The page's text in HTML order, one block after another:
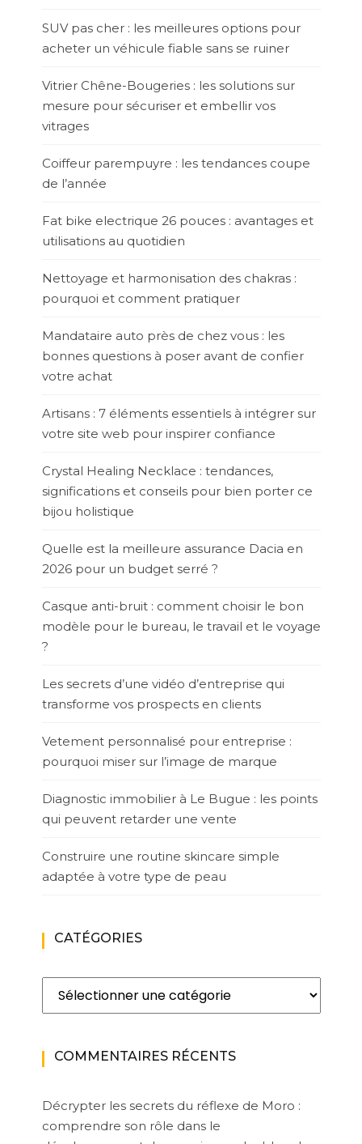
SUV pas cher : les meilleures options pour
acheter un véhicule fiable sans se ruiner
Vitrier Chêne-Bougeries : les solutions sur
mesure pour sécuriser et embellir vos
vitrages
Coiffeur parempuyre : les tendances coupe
de l’année
Fat bike electrique 26 pouces : avantages et
utilisations au quotidien
Nettoyage et harmonisation des chakras :
pourquoi et comment pratiquer
Mandataire auto près de chez vous : les
bonnes questions à poser avant de confier
votre achat
Artisans : 7 éléments essentiels à intégrer sur
votre site web pour inspirer confiance
Crystal Healing Necklace : tendances,
significations et conseils pour bien porter ce
bijou holistique
Quelle est la meilleure assurance Dacia en
2026 pour un budget serré ?
Casque anti-bruit : comment choisir le bon
modèle pour le bureau, le travail et le voyage
?
Les secrets d’une vidéo d’entreprise qui
transforme vos prospects en clients
Vetement personnalisé pour entreprise :
pourquoi miser sur l’image de marque
Diagnostic immobilier à Le Bugue : les points
qui peuvent retarder une vente
Construire une routine skincare simple
adaptée à votre type de peau
CATÉGORIES
Catégories
COMMENTAIRES RÉCENTS
Décrypter les secrets du réflexe de Moro :
comprendre son rôle dans le